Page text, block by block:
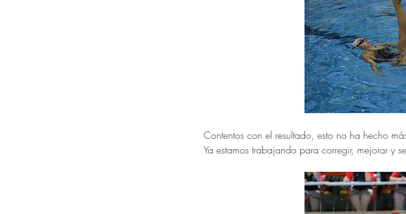
Contentos con el resultado, esto no ha hecho
Ya estamos trabajando para corregir, mejorar y